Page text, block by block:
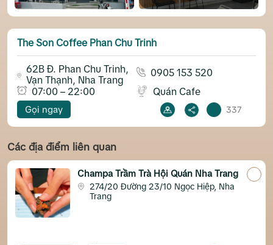
The Son Coffee Phan Chu Trinh
62B Đ. Phan Chu Trinh,
Vạn Thạnh, Nha Trang
0905 153 520
07:00 – 22:00
Quán Cafe
Gọi ngay 337
Các địa điểm liên quan
Champa Trầm Trà Hội Quán Nha Trang
274/20 Đường 23/10 Ngọc Hiệp, Nha
Trang